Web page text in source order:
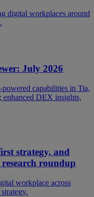
digital workplaces around
July 2026
capabilities in Tia,
DEX insights,
strategy, and
roundup
workplace across